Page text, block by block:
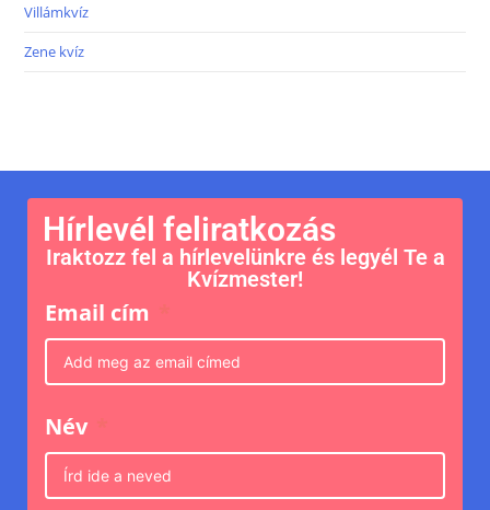
Villámkvíz
Zene kvíz
Hírlevél feliratkozás
Iraktozz fel a hírlevelünkre és legyél Te a
Kvízmester!
Email cím
Név